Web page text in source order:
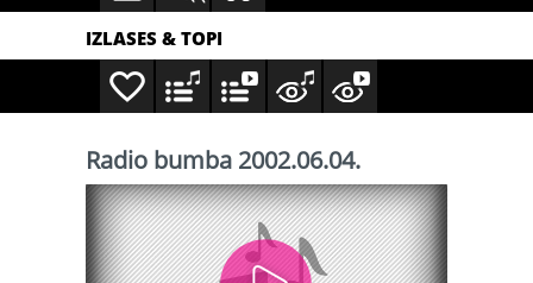
IZLASES & TOPI
Radio bumba 2002.06.04.